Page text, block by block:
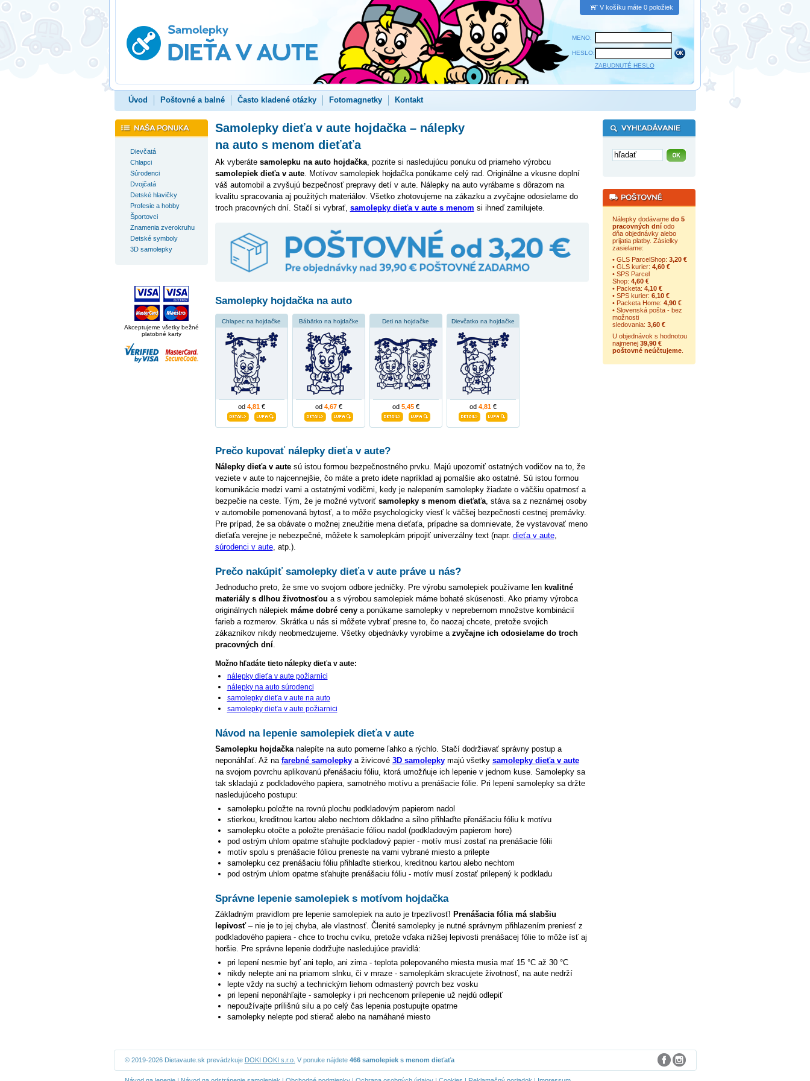
V košíku máte 0 položiek
MENO:
HESLO:
ZABUDNUTÉ HESLO
Úvod Poštovné a balné Často kladené otázky Fotomagnetky Kontakt
Dievčatá
Chlapci
Súrodenci
Dvojčatá
Detské hlavičky
Profesie a hobby
Športovci
Znamenia zverokruhu
Detské symboly
3D samolepky
Akceptujeme všetky bežné
platobné karty
Samolepky dieťa v aute hojdačka – nálepky
na auto s menom dieťaťa
Ak vyberáte samolepku na auto hojdačka, pozrite si nasledujúcu ponuku od priameho výrobcu
samolepiek dieťa v aute. Motívov samolepiek hojdačka ponúkame celý rad. Originálne a vkusne doplní
váš automobil a zvyšujú bezpečnosť prepravy detí v aute. Nálepky na auto vyrábame s dôrazom na
kvalitu spracovania aj použitých materiálov. Všetko zhotovujeme na zákazku a zvyčajne odosielame do
troch pracovných dní. Stačí si vybrať, samolepky dieťa v aute s menom si ihneď zamilujete.
Samolepky hojdačka na auto
Chlapec na hojdačke
od 4,81€
Bábätko na hojdačke
od 4,67€
Deti na hojdačke
od 5,45€
Dievčatko na hojdačke
od 4,81€
Prečo kupovať nálepky dieťa v aute?
Nálepky dieťa v autesú istou formou bezpečnostného prvku. Majú upozorniť ostatných vodičov na to, že
veziete v aute to najcennejšie, čo máte a preto idete napríklad aj pomalšie ako ostatné. Sú istou formou
komunikácie medzi vami a ostatnými vodičmi, kedy je nalepením samolepky žiadate o väčšiu opatrnosť a
bezpečie na ceste. Tým, že je možné vytvoriť samolepky s menom dieťaťa, stáva sa z neznámej osoby
v automobile pomenovaná bytosť, a to môže psychologicky viesť k väčšej bezpečnosti cestnej premávky.
Pre prípad, že sa obávate o možnej zneužitie mena dieťaťa, prípadne sa domnievate, že vystavovať meno
dieťaťa verejne je nebezpečné, môžete k samolepkám pripojiť univerzálny text (napr. dieťa v aute,
súrodenci v aute, atp.).
Prečo nakúpiť samolepky dieťa v aute práve u nás?
Jednoducho preto, že sme vo svojom odbore jedničky. Pre výrobu samolepiek používame len kvalitné
materiály s dlhou životnosťou a s výrobou samolepiek máme bohaté skúsenosti. Ako priamy výrobca
originálnych nálepiek máme dobré cenya ponúkame samolepky v neprebernom množstve kombinácií
farieb a rozmerov. Skrátka u nás si môžete vybrať presne to, čo naozaj chcete, pretože svojich
zákazníkov nikdy neobmedzujeme. Všetky objednávky vyrobíme a zvyčajne ich odosielame do troch
pracovných dní.
Možno hľadáte tieto nálepky dieťa v aute:
nálepky dieťa v aute požiarnici
nálepky na auto súrodenci
samolepky dieťa v aute na auto
samolepky dieťa v aute požiarnici
Návod na lepenie samolepiek dieťa v aute
Samolepku hojdačkanalepíte na auto pomerne ľahko a rýchlo. Stačí dodržiavať správny postup a
neponáhľať. Až na farebné samolepkya živicové 3D samolepkymajú všetky samolepky dieťa v aute
na svojom povrchu aplikovanú přenášaciu fóliu, ktorá umožňuje ich lepenie v jednom kuse. Samolepky sa
tak skladajú z podkladového papiera, samotného motívu a prenášacie fólie. Pri lepení samolepky sa držte
nasledujúceho postupu:
samolepku položte na rovnú plochu podkladovým papierom nadol
stierkou, kreditnou kartou alebo nechtom dôkladne a silno přihlaďte přenášaciu fóliu k motívu
samolepku otočte a položte prenášacie fóliou nadol (podkladovým papierom hore)
pod ostrým uhlom opatrne sťahujte podkladový papier - motív musí zostať na prenášacie fólii
motív spolu s prenášacie fóliou preneste na vami vybrané miesto a prilepte
samolepku cez prenášaciu fóliu přihlaďte stierkou, kreditnou kartou alebo nechtom
pod ostrým uhlom opatrne sťahujte prenášaciu fóliu - motív musí zostať prilepený k podkladu
Správne lepenie samolepiek s motívom hojdačka
Základným pravidlom pre lepenie samolepiek na auto je trpezlivosť! Prenášacia fólia má slabšiu
lepivosť– nie je to jej chyba, ale vlastnosť. Členité samolepky je nutné správnym přihlazením preniesť z
podkladového papiera - chce to trochu cviku, pretože vďaka nižšej lepivosti prenášacej fólie to môže ísť aj
horšie. Pre správne lepenie dodržujte nasledujúce pravidlá:
pri lepení nesmie byť ani teplo, ani zima - teplota polepovaného miesta musia mať 15 °C až 30 °C
nikdy nelepte ani na priamom slnku, či v mraze - samolepkám skracujete životnosť, na aute nedrží
lepte vždy na suchý a technickým liehom odmastený povrch bez vosku
pri lepení neponáhľajte - samolepky i pri nechcenom prilepenie už nejdú odlepiť
nepoužívajte prílišnú silu a po celý čas lepenia postupujte opatrne
samolepky nelepte pod stierač alebo na namáhané miesto
Nálepky dodávame do 5
pracovných dníodo
dňa objednávky alebo
prijatia platby. Zásielky
zasielame:
• GLS ParcelShop: 3,20 €
• GLS kurier: 4,60 €
• SPS Parcel
Shop: 4,60 €
• Packeta: 4,10 €
• SPS kurier: 6,10 €
• Packeta Home: 4,90 €
• Slovenská pošta - bez
možnosti
sledovania: 3,60 €
U objednávok s hodnotou
najmenej 39,90 €
poštovné neúčtujeme.
© 2019-2026 Dietavaute.sk prevádzkuje DOKI DOKI s.r.o. V ponuke nájdete 466 samolepiek s menom dieťaťa